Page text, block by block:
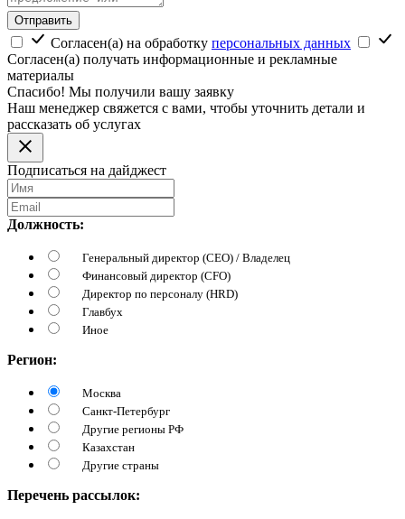
Отправить
Согласен(а) на обработку персональных данных
Согласен(а) получать информационные и рекламные
материалы
Спасибо! Мы получили вашу заявку
Наш менеджер свяжется с вами, чтобы уточнить детали и
рассказать об услугах
Подписаться на дайджест
Должность:
Генеральный директор (CEO) / Владелец
Финансовый директор (CFO)
Директор по персоналу (HRD)
Главбух
Иное
Регион:
Москва
Санкт-Петербург
Другие регионы РФ
Казахстан
Другие страны
Перечень рассылок: